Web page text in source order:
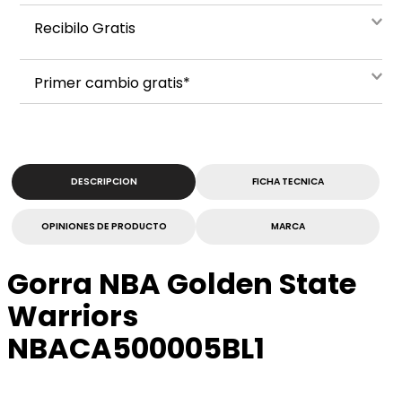
Recibilo Gratis
Primer cambio gratis*
DESCRIPCION FICHA TECNICA
OPINIONES DE PRODUCTO MARCA
Gorra NBA Golden State
Warriors
NBACA500005BL1